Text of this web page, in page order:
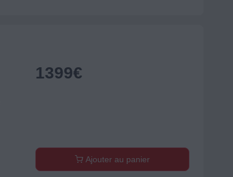
1399€
Ajouter au panier